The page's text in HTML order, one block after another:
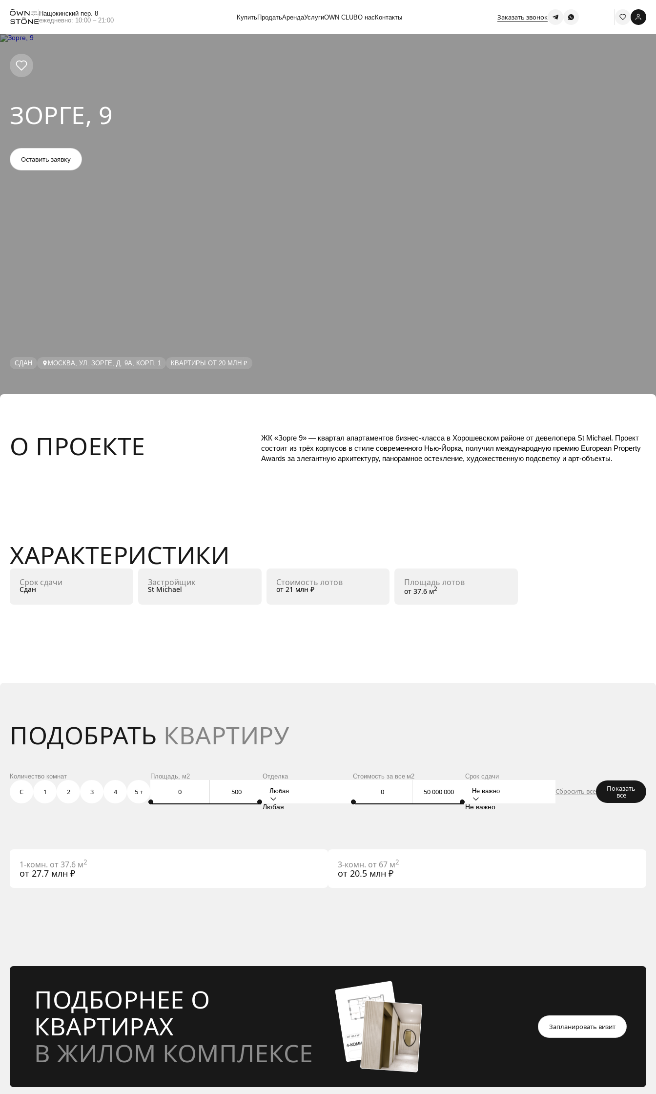
Нащокинский пер. 8
ежедневно: 10:00 – 21:00
КупитьПродатьАрендаУслугиOWN CLUBО насКонтакты Заказать звонок
ЗОРГЕ, 9
Оставить заявку
СДАН МОСКВА, УЛ. ЗОРГЕ, Д. 9А, КОРП. 1 КВАРТИРЫ ОТ 20 МЛН ₽
О ПРОЕКТЕ
ЖК «Зорге 9» — квартал апартаментов бизнес-класса в Хорошевском районе от девелопера St Michael. Проект
состоит из трёх корпусов в стиле современного Нью-Йорка, получил международную премию European Property
Awards за элегантную архитектуру, панорамное остекление, художественную подсветку и арт-объекты.
ХАРАКТЕРИСТИКИ
Срок сдачи
Сдан
Застройщик
St Michael
Стоимость лотов
от 21 млн ₽
Площадь лотов
от 37.6 м2
ПОДОБРАТЬ КВАРТИРУ
Количество комнат
С 1 2 3 4 5 +
Площадь, м2
Отделка
Любая
Любая
Стоимость за все м2
Срок сдачи
Не важно
Не важно
Сбросить все Показать
все
1-комн. от 37.6 м2
от 27.7 млн ₽
3-комн. от 67 м2
от 20.5 млн ₽
ПОДБОРНЕЕ О
КВАРТИРАХ
В ЖИЛОМ КОМПЛЕКСЕ
Запланировать визит